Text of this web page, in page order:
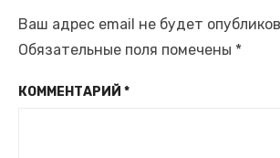
Ваш адрес email не будет
Обязательные поля помечены *
КОММЕНТАРИЙ *